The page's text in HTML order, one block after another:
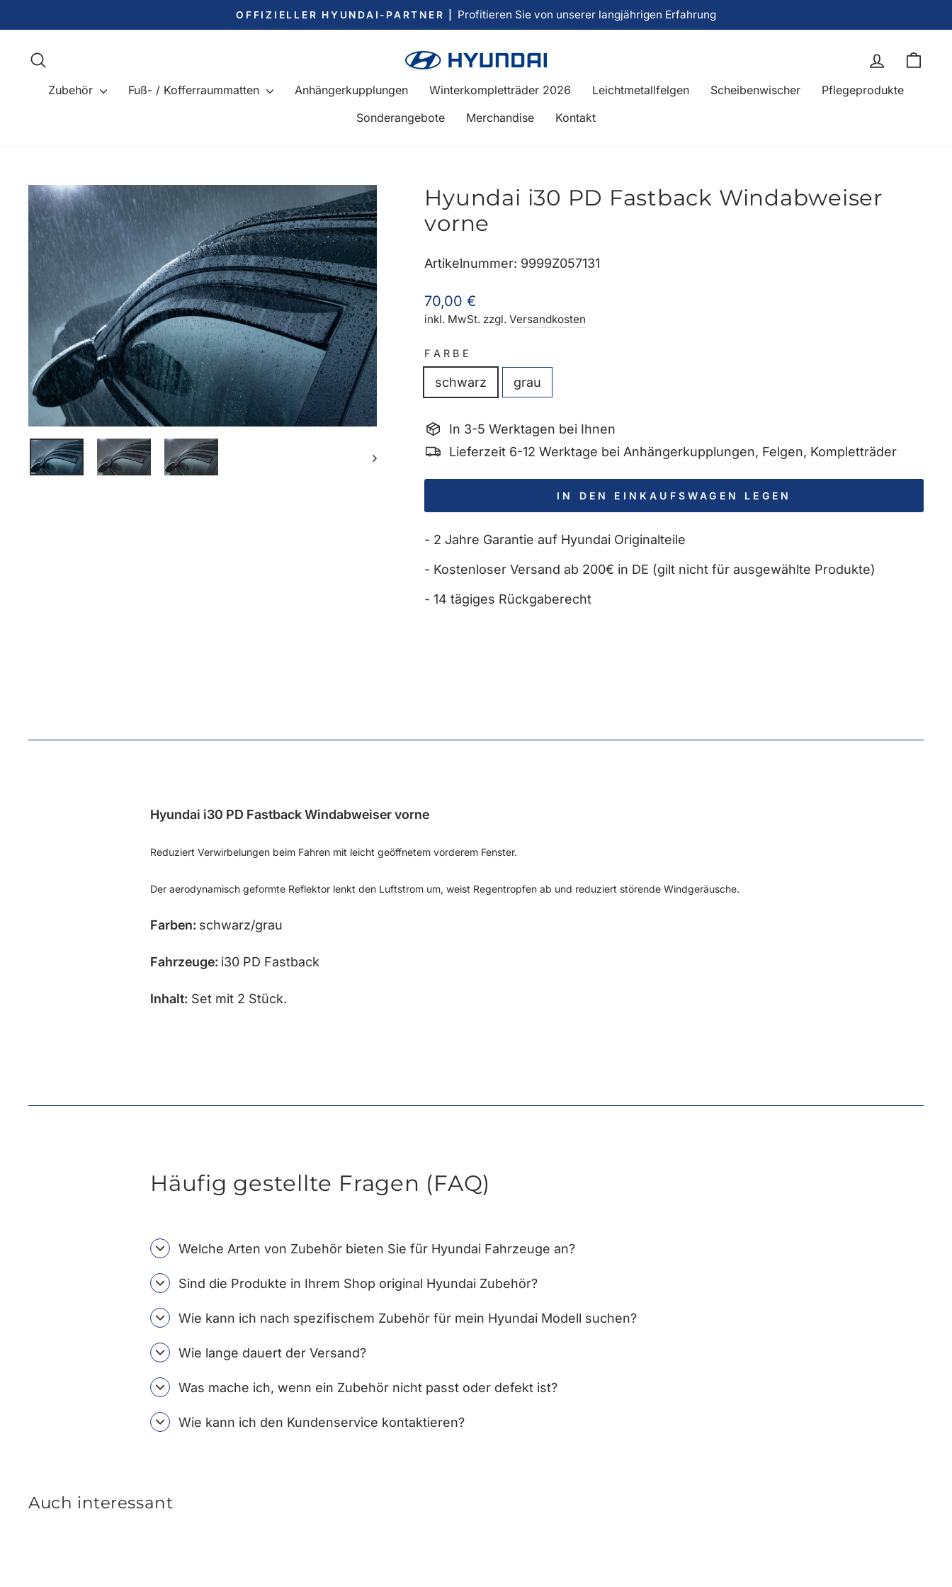
zum
Pause
Diashow
OFFIZIELLER HYUNDAI-PARTNER | Profitieren Sie von unserer langjährigen Erfahrung
Einloggen
Zubehör Fuß- / Kofferraummatten Anhängerkupplungen Winterkompletträder 2026 Leichtmetallfelgen Scheibenwischer
Pflegeprodukte
Sonderangebote
Merchandise Kontakt
Hyundai i30 PD Fastback Windabweiser
vorne
Artikelnummer: 9999Z057131
Normaler
Preis
70,00 €
inkl. MwSt. zzgl.Versandkosten
FARBE
schwarz grau
In 3-5 Werktagen bei Ihnen
Lieferzeit 6-12 Werktage bei Anhängerkupplungen, Felgen, Kompletträder
IN DEN EINKAUFSWAGEN LEGEN
- 2 Jahre Garantie auf Hyundai Originalteile
- Kostenloser Versand ab 200€ in DE (gilt nicht für ausgewählte Produkte)
- 14 tägiges Rückgaberecht
Hyundai i30 PD Fastback Windabweiser vorne
Reduziert Verwirbelungen beim Fahren mit leicht geöffnetem vorderem Fenster.
Der aerodynamisch geformte Reflektor lenkt den Luftstrom um, weist Regentropfen ab und reduziert störende Windgeräusche.
Farben: schwarz/grau
Fahrzeuge: i30 PD Fastback
Inhalt: Set mit 2 Stück.
Häufig gestellte Fragen (FAQ)
Welche Arten von Zubehör bieten Sie für Hyundai Fahrzeuge an?
Sind die Produkte in Ihrem Shop original Hyundai Zubehör?
Wie kann ich nach spezifischem Zubehör für mein Hyundai Modell suchen?
Wie lange dauert der Versand?
Was mache ich, wenn ein Zubehör nicht passt oder defekt ist?
Wie kann ich den Kundenservice kontaktieren?
Auch interessant